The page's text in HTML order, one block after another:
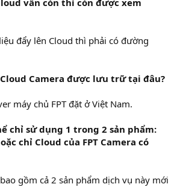
vẫn còn thì còn được xem
đẩy lên Cloud thì phải có đường
Cloud Camera được lưu trữ tại đâu?
máy chủ FPT đặt ở Việt Nam.
chỉ sử dụng 1 trong 2 sản phẩm:
chỉ Cloud của FPT Camera có
gồm cả 2 sản phẩm dịch vụ này mới